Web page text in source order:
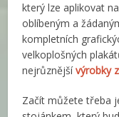
který lze aplikovat
oblíbeným a
kompletních
velkoplošných
nejrůznějšívýrobky
Začít můžete třeba